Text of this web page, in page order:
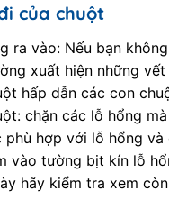
của chuột
ra vào: Nếu bạn
xuất hiện những
hấp dẫn các con
chặn các lỗ hổng
hợp với lỗ hổng
vào tường bịt kín lỗ
hãy kiểm tra xem